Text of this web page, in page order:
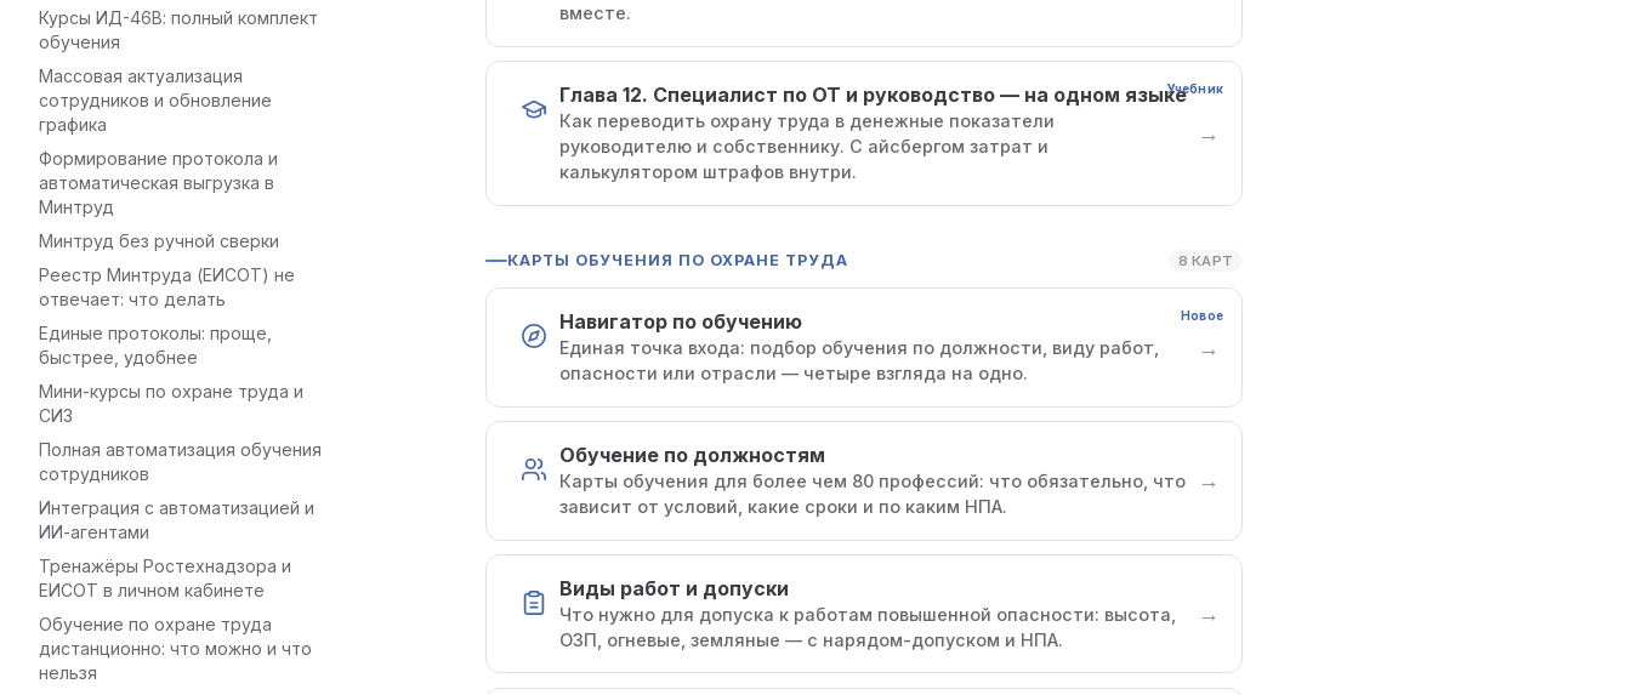
Курсы ИД-46В: полный комплект
обучения
Массовая актуализация
сотрудников и обновление
графика
Формирование протокола и
автоматическая выгрузка в
Минтруд
Минтруд без ручной сверки
Реестр Минтруда (ЕИСОТ) не
отвечает: что делать
Единые протоколы: проще,
быстрее, удобнее
Мини-курсы по охране труда и
СИЗ
Полная автоматизация обучения
сотрудников
Интеграция с автоматизацией и
ИИ-агентами
Тренажёры Ростехнадзора и
ЕИСОТ в личном кабинете
Обучение по охране труда
дистанционно: что можно и что
нельзя
вместе.
Учебник
Глава 12. Специалист по ОТ и руководство — на одном языке
Как переводить охрану труда в денежные показатели
руководителю и собственнику. С айсбергом затрат и
калькулятором штрафов внутри.
→
КАРТЫ ОБУЧЕНИЯ ПО ОХРАНЕ ТРУДА 8 КАРТ
Новое
Навигатор по обучению
Единая точка входа: подбор обучения по должности, виду работ,
опасности или отрасли — четыре взгляда на одно.
→
Обучение по должностям
Карты обучения для более чем 80 профессий: что обязательно, что
зависит от условий, какие сроки и по каким НПА.
→
Виды работ и допуски
Что нужно для допуска к работам повышенной опасности: высота,
ОЗП, огневые, земляные — с нарядом-допуском и НПА.
→